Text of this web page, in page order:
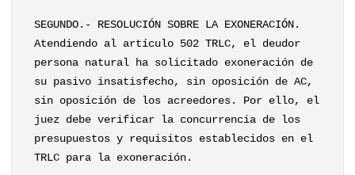
SEGUNDO.- RESOLUCIÓN SOBRE LA EXONERACIÓN.
Atendiendo al artículo 502 TRLC, el deudor
persona natural ha solicitado exoneración de
su pasivo insatisfecho, sin oposición de AC,
sin oposición de los acreedores. Por ello, el
juez debe verificar la concurrencia de los
presupuestos y requisitos establecidos en el
TRLC para la exoneración.